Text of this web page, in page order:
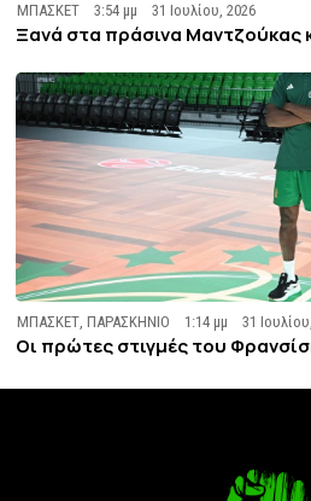
ΜΠΑΣΚΕΤ 3:54 μμ 31 Ιουλίου, 2026
Ξανά στα πράσινα Μαντζούκας
ΜΠΑΣΚΕΤ,ΠΑΡΑΣΚΗΝΙΟ 1:14 μμ 31
Οι πρώτες στιγμές του